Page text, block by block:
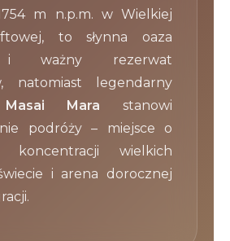
m n.p.m. w Wielkiej
to słynna oaza
i ważny rezerwat
natomiast legendarny
Masai Mara stanowi
podróży – miejsce o
koncentracji wielkich
i arena dorocznej